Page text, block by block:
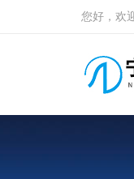
您好，欢